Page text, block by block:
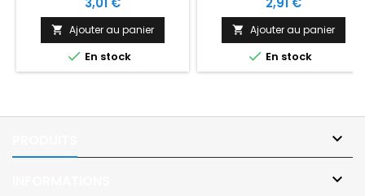
au souffle au niveau du
raccord antibactérien.
Permet de poser ses lèvres
pour piloter le contacteur
handicap.
 Ajouter au panier
 En stock
niveau du filtre antibactérien.
 Ajouter au panier
 En stock

